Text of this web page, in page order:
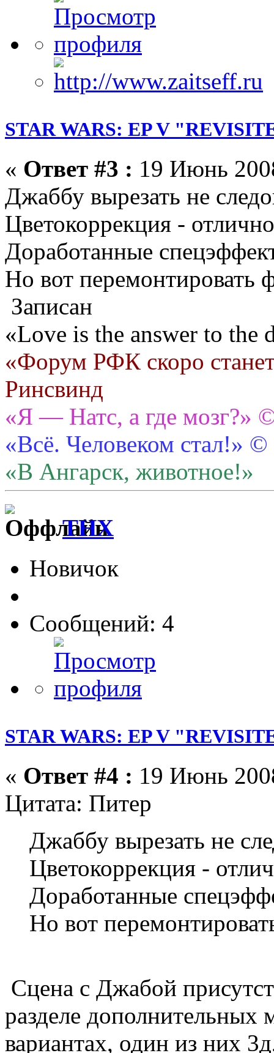
STAR WARS: EP V
« Ответ #3 : 19 Июнь
Джаббу вырезать не
Цветокоррекция -
Доработанные
Но вот перемонтировать
Записан
«Love is the answer to the
«Форум РФК скоро
Ринсвинд
«Я — Натс, а где мозг?»
«Всё. Человеком стал!»
«В Ангарск, животное!»
THX
Новичок
Сообщений: 4
STAR WARS: EP V
« Ответ #4 : 19 Июнь
Цитата: Питер
Джаббу вырезать не
Цветокоррекция -
Доработанные
Но вот
Сцена с Джабой
разделе дополнительных
вариантах, один из них